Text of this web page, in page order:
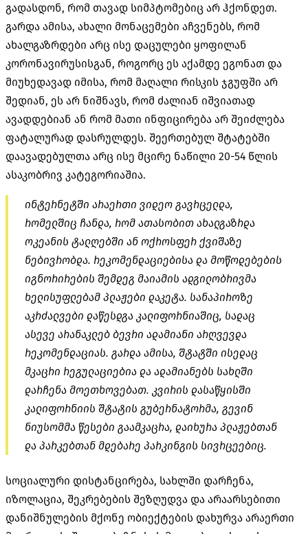
გადასდონ, რომ თავად სიმპტომებიც არ ჰქონდეთ.
გარდა ამისა, ახალი მონაცემები აჩვენებს, რომ
ახალგაზრდები არც ისე დაცულები ყოფილან
კორონავირუსისგან, როგორც ეს აქამდე ეგონათ და
მიუხედავად იმისა, რომ მაღალი რისკის ჯგუფში არ
შედიან, ეს არ ნიშნავს, რომ ძალიან იშვიათად
ავადდებიან ან რომ მათი ინფიცირება არ შეიძლება
ფატალურად დასრულდეს. შეერთებულ შტატებში
დაავადებულთა არც ისე მცირე ნაწილი 20-54 წლის
ასაკობრივ კატეგორიაშია.
ინტერნეტში არაერთი ვიდეო გავრცელდა,
რომელშიც ჩანდა, რომ ათასობით ახალგაზრდა
ოკეანის ტალღებში ან ოქროსფერ ქვიშაზე
ნებივრობდა. რეკომენდაციებისა და მოწოდებების
იგნორირების შემდეგ მაიამის ადგილობრივმა
ხელისუფლებამ პლაჟები დაკეტა. სანაპიროზე
აკრძალვები დაწესდგა კალიფორნიაშიც, სადაც
ასევე არანაკლებ ბევრი ადამიანი არღვევდა
რეკომენდაციას. გარდა ამისა, შტატში ისედაც
მკაცრი რეგულაციებია და ადამიანებს სახლში
დარჩენა მოეთხოვებათ. კვირის დასაწყისში
კალიფორნიის შტატის გუბერნატორმა, გევინ
ნიუსომმა წესები გაამკაცრა, დაიხურა პლაჟებთან
და პარკებთან მდებარე პარკინგის სივრცეებიც.
სოციალური დისტანცირება, სახლში დარჩენა,
იზოლაცია, შეკრებების შეზღუდვა და არაარსებითი
დანიშნულების მქონე ობიექტების დახურვა არაერთი